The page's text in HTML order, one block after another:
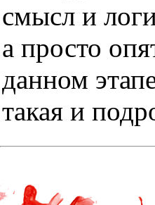
смысл и
а просто
данном
такая и